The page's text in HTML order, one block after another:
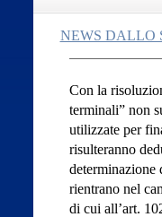
NEWS DALLO
Con la
terminali” non
utilizzate per
risulteranno
determinazione
rientrano nel
di cui all’art.